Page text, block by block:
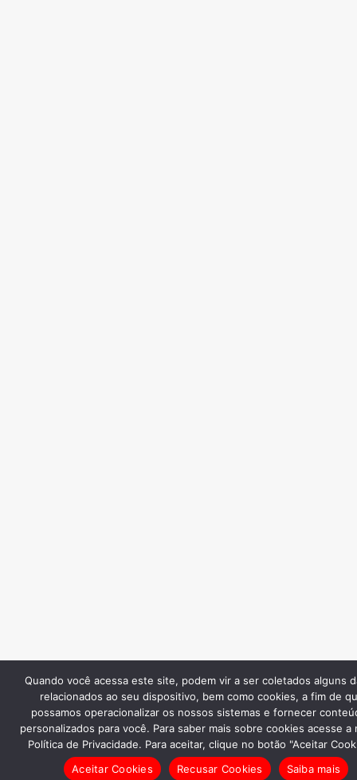
Quando você acessa este site, podem vir a ser coletados alguns
relacionados ao seu dispositivo, bem como cookies, a fim de
possamos operacionalizar os nossos sistemas e fornecer
personalizados para você. Para saber mais sobre cookies acesse a
Política de Privacidade. Para aceitar, clique no botão "Aceitar
Aceitar Cookies
Recusar Cookies Saiba mais